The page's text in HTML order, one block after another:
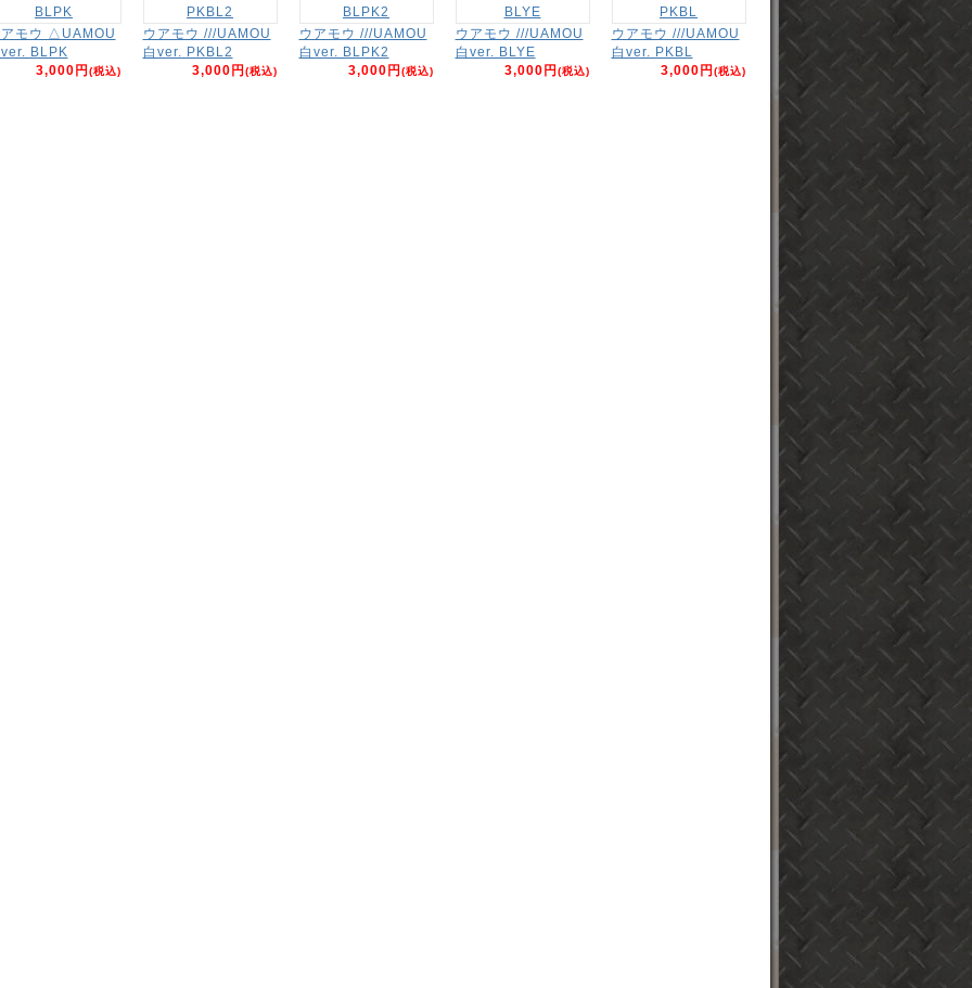
モウ △UAMOU
BLPK
3,000円(税込)
ウアモウ ///UAMOU
白ver. PKBL2
3,000円(税込)
ウアモウ ///UAMOU
白ver. BLPK2
3,000円(税込)
ウアモウ ///UAMOU
白ver. BLYE
3,000円(税込)
ウアモウ ///UAMOU
白ver. PKBL
3,000円(税込)